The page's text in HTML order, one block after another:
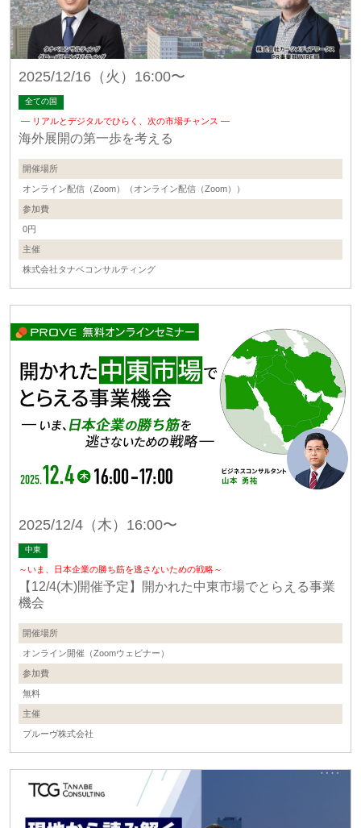
2025/12/16（火）16:00〜
全ての国
― リアルとデジタルでひらく、次の市場チャンス ―
海外展開の第一歩を考える
開催場所
オンライン配信（Zoom）（オンライン配信（Zoom））
参加費
0円
主催
株式会社タナベコンサルティング
2025/12/4（木）16:00〜
中東
～いま、日本企業の勝ち筋を逃さないための戦略～
【12/4(木)開催予定】開かれた中東市場でとらえる事業
機会
開催場所
オンライン開催（Zoomウェビナー）
参加費
無料
主催
プルーヴ株式会社